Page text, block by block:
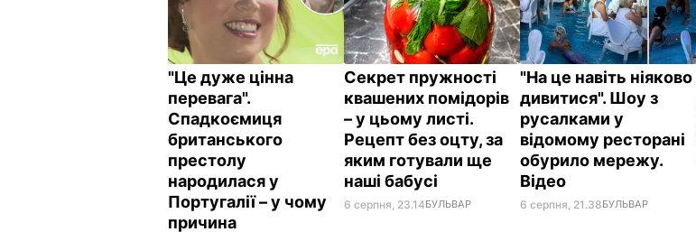
"Це дуже цінна
перевага".
Спадкоємиця
британського
престолу
народилася у
Португалії – у чому
причина
Секрет пружності
квашених помідорів
– у цьому листі.
Рецепт без оцту, за
яким готували ще
наші бабусі
6 серпня, 23.14БУЛЬВАР
"На це навіть ніяково
дивитися". Шоу з
русалками у
відомому ресторані
обурило мережу.
Відео
6 серпня, 21.38БУЛЬВАР